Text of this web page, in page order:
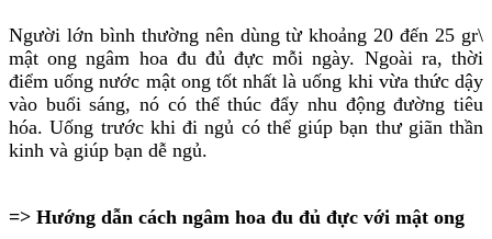
Người lớn bình thường nên dùng từ khoảng 20 đến 25 gr\
mật ong ngâm hoa đu đủ đực mỗi ngày. Ngoài ra, thời
điểm uống nước mật ong tốt nhất là uống khi vừa thức dậy
vào buổi sáng, nó có thể thúc đẩy nhu động đường tiêu
hóa. Uống trước khi đi ngủ có thể giúp bạn thư giãn thần
kinh và giúp bạn dễ ngủ.
=> Hướng dẫn cách ngâm hoa đu đủ đực với mật ong